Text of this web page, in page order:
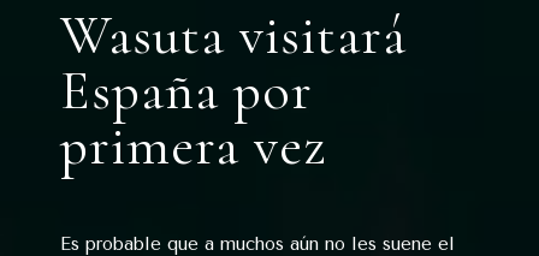
Wasuta visitará
España por
primera vez
Es probable que a muchos aún no les suene el
entradas